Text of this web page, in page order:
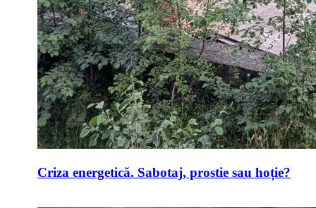
Criza energetică. Sabotaj, prostie sau hoție?